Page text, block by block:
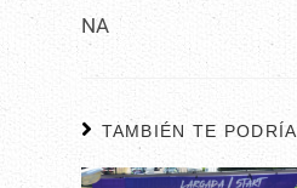
NA
TAMBIÉN TE